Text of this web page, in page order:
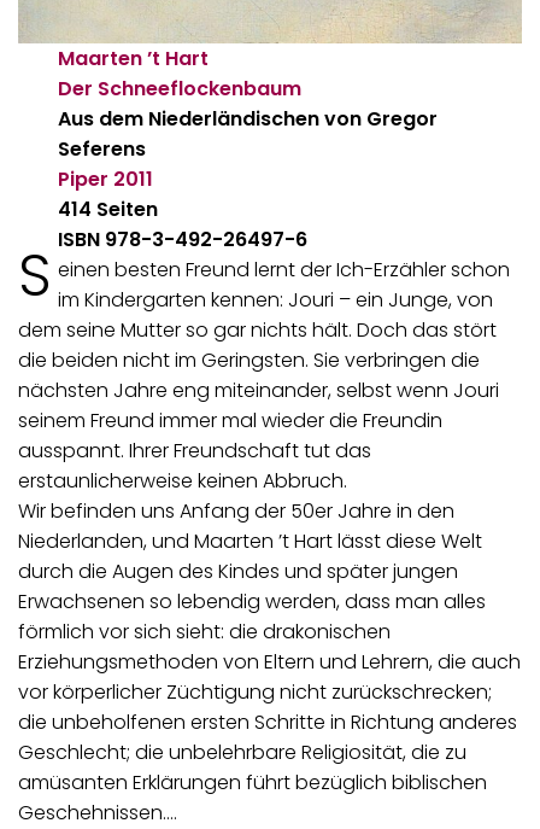
Maarten ’t Hart
Der Schneeflockenbaum
Aus dem Niederländischen von Gregor
Seferens
Piper 2011
414 Seiten
ISBN 978-3-492-26497-6
S einen besten Freund lernt der Ich-Erzähler schon
im Kindergarten kennen: Jouri – ein Junge, von
dem seine Mutter so gar nichts hält. Doch das stört
die beiden nicht im Geringsten. Sie verbringen die
nächsten Jahre eng miteinander, selbst wenn Jouri
seinem Freund immer mal wieder die Freundin
ausspannt. Ihrer Freundschaft tut das
erstaunlicherweise keinen Abbruch.
Wir befinden uns Anfang der 50er Jahre in den
Niederlanden, und Maarten ’t Hart lässt diese Welt
durch die Augen des Kindes und später jungen
Erwachsenen so lebendig werden, dass man alles
förmlich vor sich sieht: die drakonischen
Erziehungsmethoden von Eltern und Lehrern, die auch
vor körperlicher Züchtigung nicht zurückschrecken;
die unbeholfenen ersten Schritte in Richtung anderes
Geschlecht; die unbelehrbare Religiosität, die zu
amüsanten Erklärungen führt bezüglich biblischen
Geschehnissen.…